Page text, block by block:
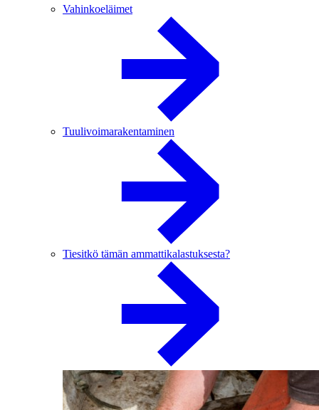
Vahinkoeläimet
Tuulivoimarakentaminen
Tiesitkö tämän ammattikalastuksesta?